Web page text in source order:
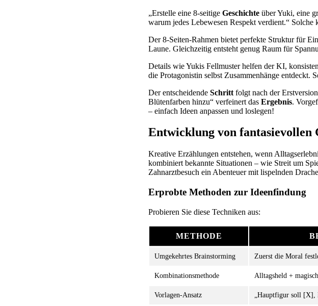
„Erstelle eine 8-seitige Geschichte über Yuki, eine
warum jedes Lebewesen Respekt verdient.“
Der 8-Seiten-Rahmen bietet perfekte Struktur für
Laune. Gleichzeitig entsteht genug Raum für
Details wie Yukis Fellmuster helfen der KI,
die Protagonistin selbst Zusammenhänge entdeckt.
Der entscheidende Schritt folgt nach der
Blütenfarben hinzu“ verfeinert das Ergebnis.
– einfach Ideen anpassen und loslegen!
Entwicklung von fantasievollen
Kreative Erzählungen entstehen, wenn
kombiniert bekannte Situationen – wie Streit um
Zahnarztbesuch ein Abenteuer mit lispelnden
Erprobte Methoden zur Ideenfindung
Probieren Sie diese Techniken aus:
METHODE
Umgekehrtes Brainstorming Zuerst die Moral
Kombinationsmethode Alltagsheld +
Vorlagen-Ansatz „Hauptfigur soll